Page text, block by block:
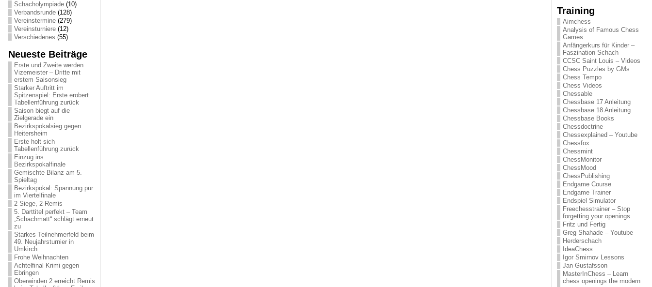
Schacholympiade(10)
Verbandsrunde(128)
Vereinstermine(279)
Vereinsturniere(12)
Verschiedenes (55)
Neueste Beiträge
Erste und Zweite werden
Vizemeister – Dritte mit
erstem Saisonsieg
Starker Auftritt im
Spitzenspiel: Erste erobert
Tabellenführung zurück
Saison biegt auf die
Zielgerade ein
Bezirkspokalsieg gegen
Heitersheim
Erste holt sich
Tabellenführung zurück
Einzug ins
Bezirkspokalfinale
Gemischte Bilanz am 5.
Spieltag
Bezirkspokal: Spannung pur
im Viertelfinale
2 Siege, 2 Remis
5. Darttitel perfekt – Team
„Schachmatt“ schlägt erneut
zu
Starkes Teilnehmerfeld beim
49. Neujahrsturnier in
Umkirch
Frohe Weihnachten
Achtelfinal Krimi gegen
Ebringen
Oberwinden 2 erreicht Remis
Training
Aimchess
Analysis of Famous Chess
Games
Anfängerkurs für Kinder –
Faszination Schach
CCSC Saint Louis – Videos
Chess Puzzles by GMs
Chess Tempo
Chess Videos
Chessable
Chessbase 17 Anleitung
Chessbase 18 Anleitung
Chessbase Books
Chessdoctrine
Chessexplained – Youtube
Chessfox
Chessmint
ChessMonitor
ChessMood
ChessPublishing
Endgame Course
Endgame Trainer
Endspiel Simulator
Freechesstrainer – Stop
forgetting your openings
Fritz und Fertig
Greg Shahade – Youtube
Herderschach
IdeaChess
Igor Smirnov Lessons
Jan Gustafsson
MasterInChess – Learn
chess openings the modern